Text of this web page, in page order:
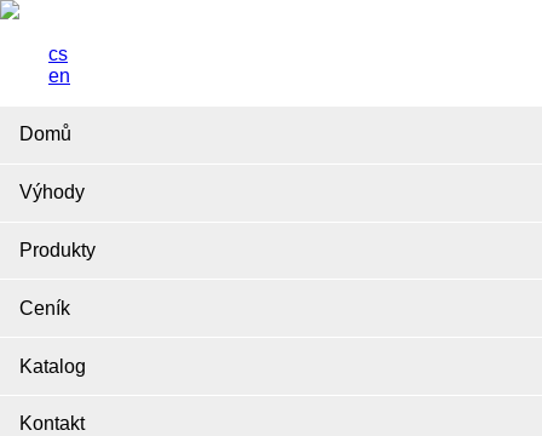
cs
en
Domů
Výhody
Produkty
Ceník
Katalog
Kontakt